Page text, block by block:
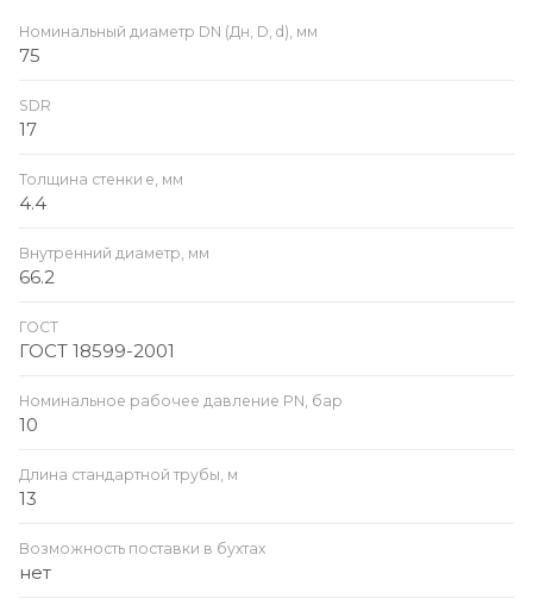
Номинальный диаметр DN (Дн, D, d), мм
75
SDR
17
Толщина стенки e, мм
4.4
Внутренний диаметр, мм
66.2
ГОСТ
ГОСТ 18599-2001
Номинальное рабочее давление PN, бар
10
Длина стандартной трубы, м
13
Возможность поставки в бухтах
нет